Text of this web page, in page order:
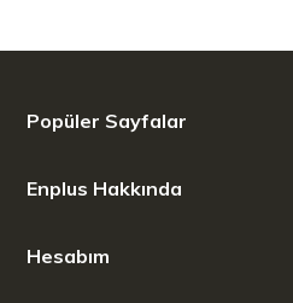
Popüler Sayfalar
Enplus Hakkında
Hesabım